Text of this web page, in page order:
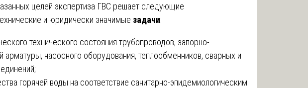
целей экспертиза ГВС решает следующие
и юридически значимые задачи:
технического состояния трубопроводов, запорно-
арматуры, насосного оборудования, теплообменников, сварных и
горячей воды на соответствие санитарно-эпидемиологическим